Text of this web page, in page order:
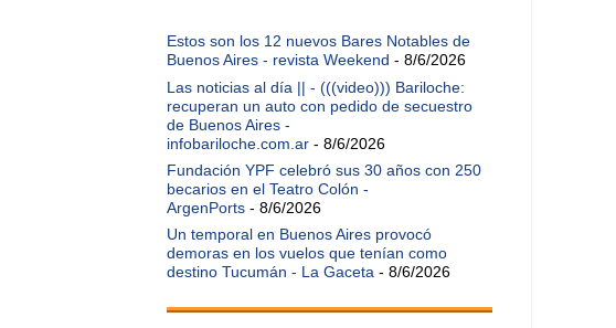
Estos son los 12 nuevos Bares Notables de
Buenos Aires - revista Weekend - 8/6/2026
Las noticias al día || - (((video))) Bariloche:
recuperan un auto con pedido de secuestro
de Buenos Aires -
infobariloche.com.ar - 8/6/2026
Fundación YPF celebró sus 30 años con 250
becarios en el Teatro Colón -
ArgenPorts - 8/6/2026
Un temporal en Buenos Aires provocó
demoras en los vuelos que tenían como
destino Tucumán - La Gaceta - 8/6/2026